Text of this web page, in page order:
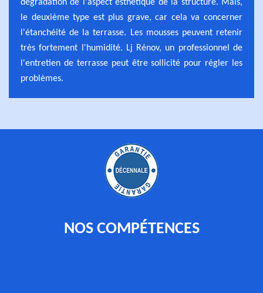
dégradation de l'aspect esthétique de la structure. Mais,
le deuxième type est plus grave, car cela va concerner
l'étanchéité de la terrasse. Les mousses peuvent retenir
très fortement l'humidité. Lj Rénov, un professionnel de
l'entretien de terrasse peut être sollicité pour régler les
problèmes.
NOS COMPÉTENCES